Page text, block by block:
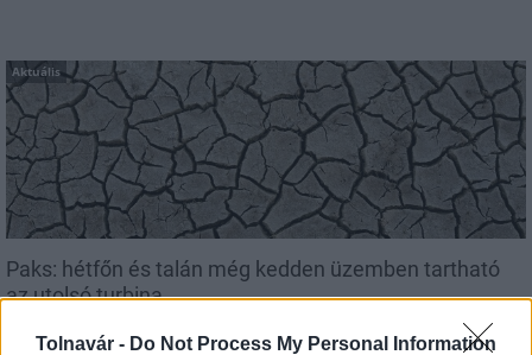
Tolnavár - Do Not Process My Personal Information
Aktuális
Paks: hétfőn és talán még kedden üzemben tartható
az utolsó turbina